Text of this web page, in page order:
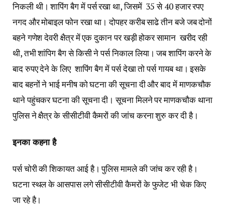
निकली थी। शापिंग बैग में पर्स रखा था, जिसमें 35 से 40 हजार रपए
नगद और मोबाइल फोन रखा था। दोपहर करीब साढे तीन बजे जब दोनों
बहने गणेश देवरी क्षैत्र में एक दुकान पर खड़ी होकर सामान खरीद रही
थी, तभी शांपिग बैग से किसी ने पर्स निकाल लिया। जब शापिंग करने के
बाद रुपए देने के लिए शापिंग बैग में पर्स देखा तो पर्स गायब था। इसके
बाद बहनों ने भाई मनीष को घटना की सूचना दी और बाद में माणकचौक
थाने पहुंचकर घटना की सूचना दी। सूचना मिलने पर माणकचौक थाना
पुलिस ने क्षैत्र के सीसीटीवी कैमरों की जांच करना शुरु कर दी है।
इनका कहना है
पर्स चोरी की शिकायत आई है। पुलिस मामले की जांच कर रही है।
घटना स्थल के आसपास लगे सीसीटीवी कैमरों के फुजेट भी चेक किए
जा रहे है।